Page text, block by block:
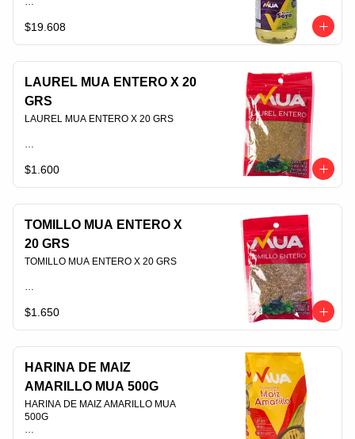
$19.608
LAUREL MUA ENTERO X 20
GRS
LAUREL MUA ENTERO X 20 GRS
$1.600
TOMILLO MUA ENTERO X
20 GRS
TOMILLO MUA ENTERO X 20 GRS
$1.650
HARINA DE MAIZ
AMARILLO MUA 500G
HARINA DE MAIZ AMARILLO MUA
500G